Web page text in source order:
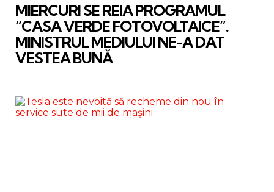
MIERCURI SE REIA PROGRAMUL
“CASA VERDE FOTOVOLTAICE”.
MINISTRUL MEDIULUI NE-A DAT
VESTEA BUNĂ